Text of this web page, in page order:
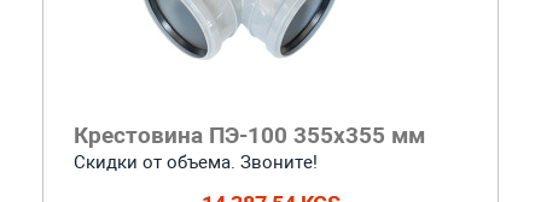
Крестовина ПЭ-100 355x355 мм
Скидки от объема. Звоните!